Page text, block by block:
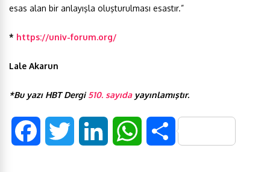
esas alan bir anlayışla oluşturulması esastır.”
* https://univ-forum.org/
Lale Akarun
*Bu yazı HBT Dergi510. sayıdayayınlamıştır.
S